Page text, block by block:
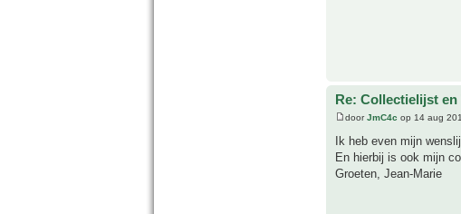
Re: Collectielijst
doorJmC4c op 14 aug
Ik heb even mijn
En hierbij is ook mijn
Groeten, Jean-Marie